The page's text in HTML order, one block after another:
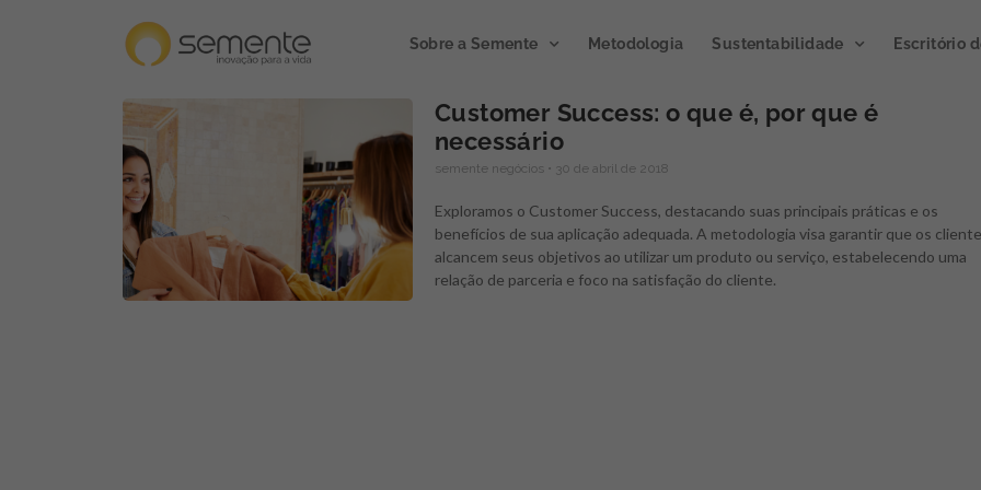
Sobre a Semente Metodologia Sustentabilidade Escritório
Customer Success: o que é, por que é
necessário
semente negócios 30 de abril de 2018
Exploramos o Customer Success, destacando suas principais práticas e os
benefícios de sua aplicação adequada. A metodologia visa garantir que os
alcancem seus objetivos ao utilizar um produto ou serviço, estabelecendo uma
relação de parceria e foco na satisfação do cliente.
Publicação de
A publicação divulga os
resultados de ações e atividades
Microclimas